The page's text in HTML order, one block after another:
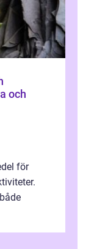
och
för